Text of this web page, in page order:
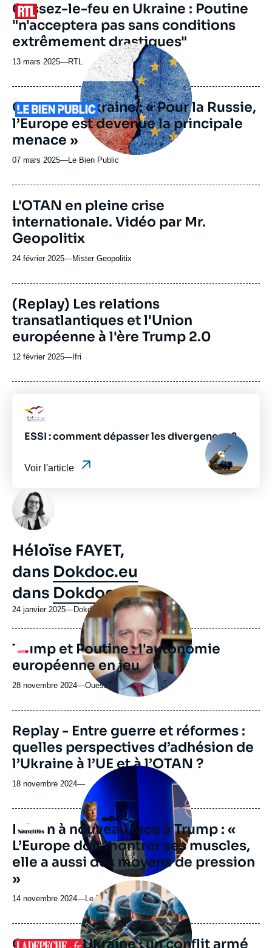
ou
émission
Logo
Cessez-le-feu en Ukraine : Poutine
"n'acceptera pas sans conditions
extrêmement drastiques"
13 mars 2025—Nom
journal,
revue
ou
émission
RTL
Logo
Image
principale
médiatique
Guerre en Ukraine : « Pour la Russie,
l’Europe est devenue la principale
menace »
07 mars 2025—Nom
journal,
ou
émission
Le Bien Public
L'OTAN en pleine crise
internationale. Vidéo par Mr.
Geopolitix
24 février 2025—Nom
journal,
ou
émission
Mister Geopolitix
(Replay) Les relations
transatlantiques et l'Union
européenne à l'ère Trump 2.0
12 février 2025— Nom
journal,
Ifri
Logo
ESSI : comment dépasser les divergences ?
Voir l'article
Image
principale
médiatique
Photo
Héloïse FAYET,
dans Dokdoc.eu
dans Dokdoc.eu
24 janvier 2025—Nom
journal,
revue
émission
Dokdoc.eu
Logo
Image
principale
médiatique
Trump et Poutine : l'autonomie
européenne en jeu
28 novembre 2024—Nom
journal,
ou
émission
Ouest-France
Replay - Entre guerre et réformes :
quelles perspectives d’adhésion de
l’Ukraine à l’UE et à l’OTAN ?
18 novembre 2024—
Logo
Image
principale
médiatique
L’Otan à nouveau face à Trump : «
L’Europe doit montrer ses muscles,
elle a aussi des moyens de pression
»
14 novembre 2024—Nom
du
journal,
revue
Le Nouvel Obs
Logo
principale
médiatique
Guerre en Ukraine : un conflit armé